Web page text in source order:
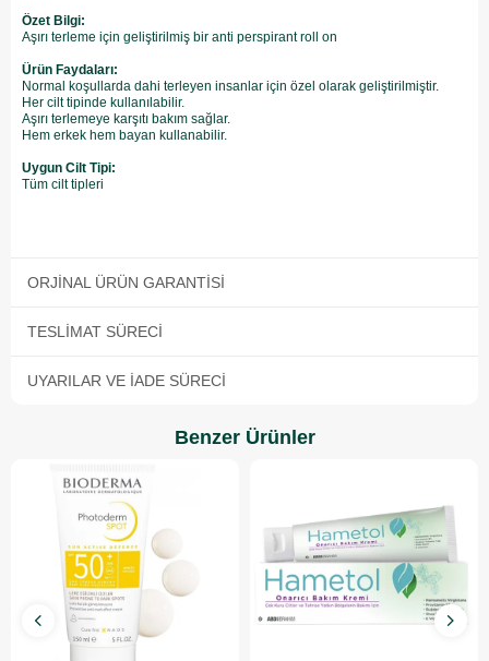
Özet Bilgi:
Aşırı terleme için geliştirilmiş bir anti perspirant roll on
Ürün Faydaları:
Normal koşullarda dahi terleyen insanlar için özel olarak geliştirilmiştir.
Her cilt tipinde kullanılabilir.
Aşırı terlemeye karşıtı bakım sağlar.
Hem erkek hem bayan kullanabilir.
Uygun Cilt Tipi:
Tüm cilt tipleri
ORJINAL ÜRÜN GARANTISI
TESLIMAT SÜRECI
UYARILAR VE İADE SÜRECI
Benzer Ürünler